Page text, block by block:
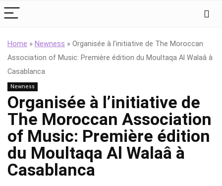
Home » Newness » Organisée à l’initiative de The Moroccan
Association of Music: Première édition du Moultaqa Al Walaâ à
Casablanca
Newness
Organisée à l’initiative de
The Moroccan Association
of Music: Première édition
du Moultaqa Al Walaâ à
Casablanca